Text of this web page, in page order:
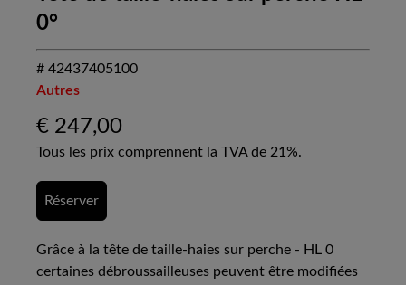
0°
# 42437405100
Autres
€ 247,00
Tous les prix comprennent la TVA de 21%.
Réserver
Grâce à la tête de taille-haies sur perche - HL 0
certaines débroussailleuses peuvent être modifiées